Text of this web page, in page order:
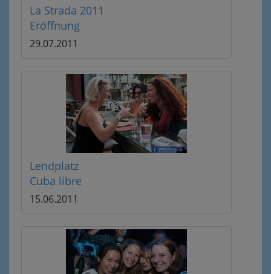
La Strada 2011
Eröffnung
29.07.2011
Lendplatz
Cuba libre
15.06.2011